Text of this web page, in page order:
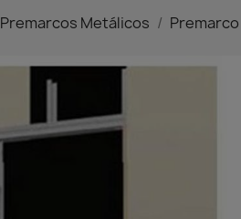
Premarcos Metálicos